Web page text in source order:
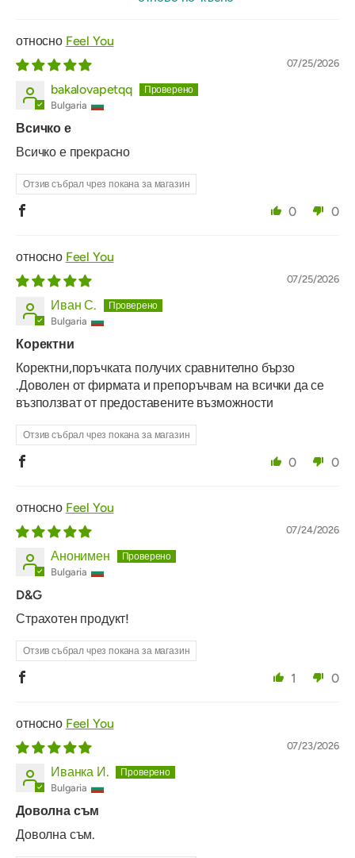
Feel You
07/25/2026
bakalovapetqq
Bulgaria
Всичко е
Всичко е прекрасно
Отзив събрал чрез покана за магазин
0 0
Feel You
07/25/2026
Иван С.
Bulgaria
Коректни
Коректни,поръчката получих сравнително бързо
.Доволен от фирмата и препоръчвам на всички да се
възползват от предоставените възможности
Отзив събрал чрез покана за магазин
0 0
Feel You
07/24/2026
Анонимен
Bulgaria
D&G
Страхотен продукт!
Отзив събрал чрез покана за магазин
1 0
Feel You
07/23/2026
Иванка И.
Bulgaria
Доволна съм
Доволна съм.